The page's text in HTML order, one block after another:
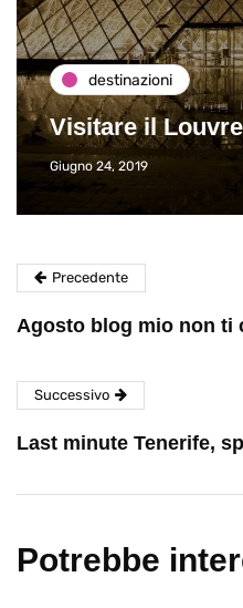
destinazioni
Visitare il
Giugno 24, 2019
Precedente
Agosto blog mio non ti
Successivo
Last minute Tenerife,
Potrebbe